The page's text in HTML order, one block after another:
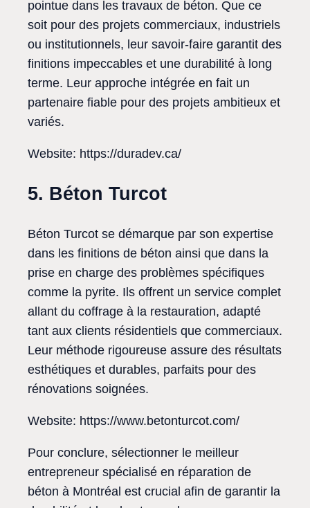
pointue dans les travaux de béton. Que ce
soit pour des projets commerciaux, industriels
ou institutionnels, leur savoir-faire garantit des
finitions impeccables et une durabilité à long
terme. Leur approche intégrée en fait un
partenaire fiable pour des projets ambitieux et
variés.
Website: https://duradev.ca/
5. Béton Turcot
Béton Turcot se démarque par son expertise
dans les finitions de béton ainsi que dans la
prise en charge des problèmes spécifiques
comme la pyrite. Ils offrent un service complet
allant du coffrage à la restauration, adapté
tant aux clients résidentiels que commerciaux.
Leur méthode rigoureuse assure des résultats
esthétiques et durables, parfaits pour des
rénovations soignées.
Website: https://www.betonturcot.com/
Pour conclure, sélectionner le meilleur
entrepreneur spécialisé en réparation de
béton à Montréal est crucial afin de garantir la